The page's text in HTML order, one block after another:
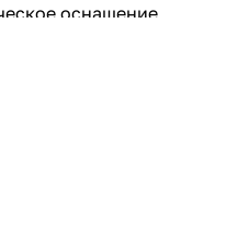
оснащение